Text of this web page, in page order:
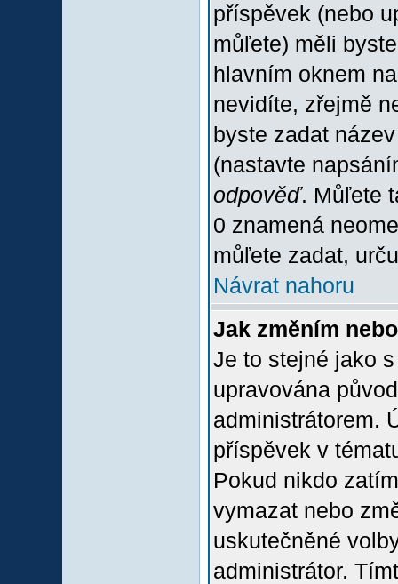
příspěvek (nebo
můľete) měli
hlavním oknem
nevidíte, zřejmě
byste zadat
(nastavte
odpověď. Můľete
0 znamená
můľete zadat,
Návrat nahoru
Jak změním
Je to stejné jako
upravována
administrátorem.
příspěvek v
Pokud nikdo
vymazat nebo
uskutečněné
administrátor.